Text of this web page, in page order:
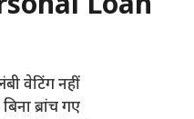
वेटिंग नहीं
ब्रांच गए